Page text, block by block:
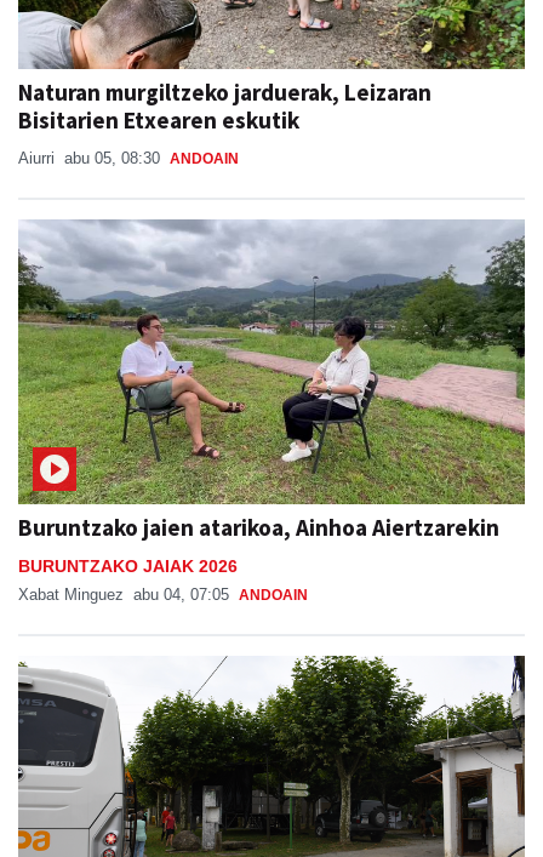
Naturan murgiltzeko jarduerak, Leizaran
Bisitarien Etxearen eskutik
Aiurri abu 05, 08:30 ANDOAIN
Buruntzako jaien atarikoa, Ainhoa Aiertzarekin
BURUNTZAKO JAIAK 2026
Xabat Minguez abu 04, 07:05 ANDOAIN